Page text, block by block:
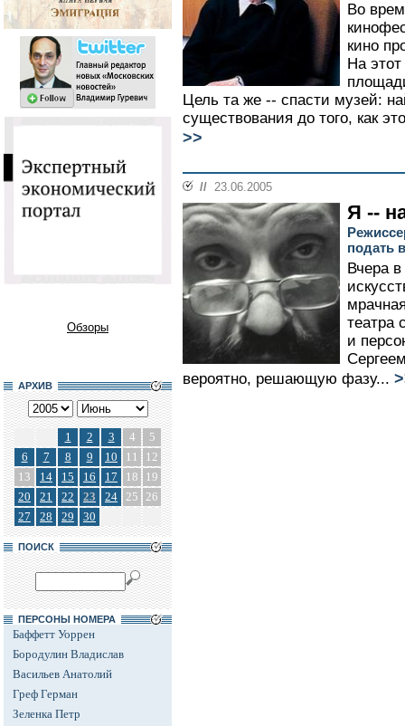
Обзоры
АРХИВ
1 2 3 4
5
6
7 8 9 10 11
12
13
14 15 16 17 18
19
20
21 22 23 24 25 26
27
28 29 30
ПОИСК
ПЕРСОНЫ НОМЕРА
Баффетт Уоррен
Бородулин Владислав
Васильев Анатолий
Греф Герман
Зеленка Петр
Во
кино
На
Цель та же -- спасти музей:
существования до того, как
>>
// 23.06.2005
Я --
подать
Вчера
театра
и
вероятно, решающую фазу...